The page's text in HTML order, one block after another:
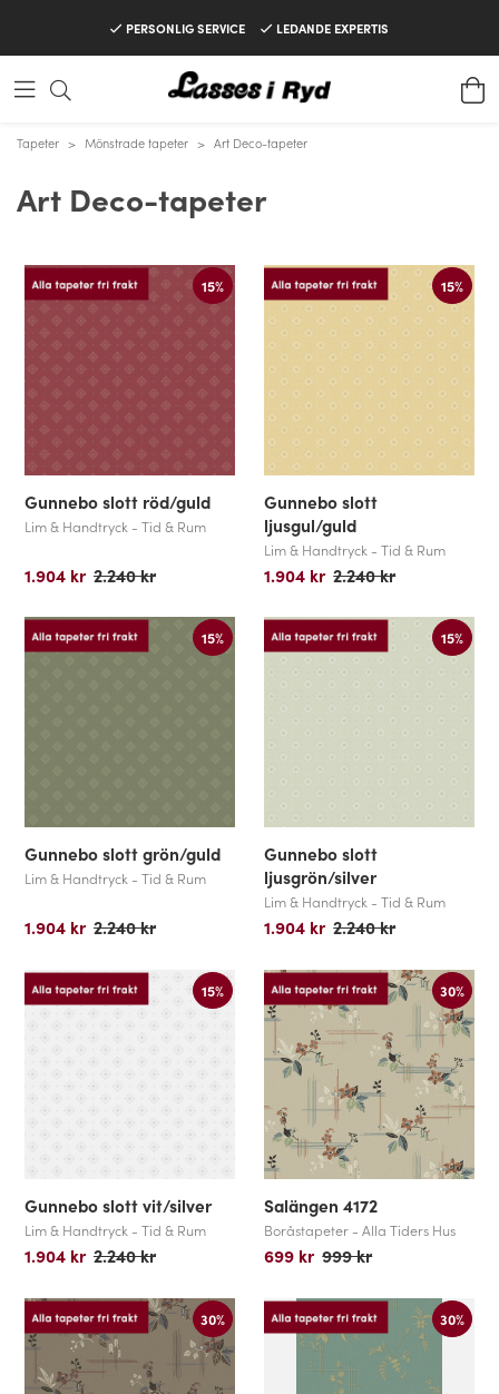
PERSONLIG SERVICE LEDANDE EXPERTIS
Tapeter > Mönstrade tapeter > Art Deco-tapeter
Art Deco-tapeter
15%
Gunnebo slott röd/guld
Lim & Handtryck - Tid & Rum
1.904 kr 2.240 kr
15%
Gunnebo slott
ljusgul/guld
Lim & Handtryck - Tid & Rum
1.904 kr 2.240 kr
15%
Gunnebo slott grön/guld
Lim & Handtryck - Tid & Rum
1.904 kr 2.240 kr
15%
Gunnebo slott
ljusgrön/silver
Lim & Handtryck - Tid & Rum
1.904 kr 2.240 kr
15%
Gunnebo slott vit/silver
Lim & Handtryck - Tid & Rum
1.904 kr 2.240 kr
30%
Salängen 4172
Boråstapeter - Alla Tiders Hus
699 kr 999 kr
30% 30%